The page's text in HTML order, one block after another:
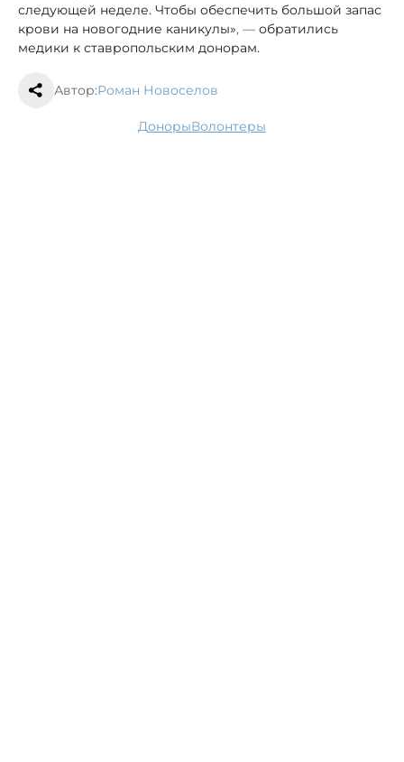
следующей неделе. Чтобы обеспечить большой запас
крови на новогодние каникулы», — обратились
медики к ставропольским донорам.
Автор:Роман Новоселов
доноры волонтеры